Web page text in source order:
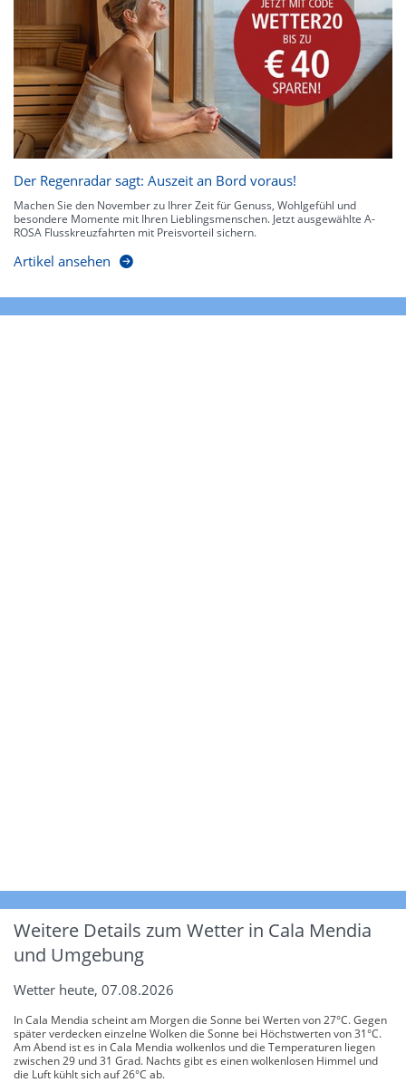
Der Regenradar sagt: Auszeit an Bord voraus!
Machen Sie den November zu Ihrer Zeit für Genuss, Wohlgefühl und
besondere Momente mit Ihren Lieblingsmenschen. Jetzt ausgewählte A-
ROSA Flusskreuzfahrten mit Preisvorteil sichern.
Artikel ansehen
Weitere Details zum Wetter in Cala Mendia
und Umgebung
Wetter heute, 07.08.2026
In Cala Mendia scheint am Morgen die Sonne bei Werten von 27°C. Gegen
später verdecken einzelne Wolken die Sonne bei Höchstwerten von 31°C.
Am Abend ist es in Cala Mendia wolkenlos und die Temperaturen liegen
zwischen 29 und 31 Grad. Nachts gibt es einen wolkenlosen Himmel und
die Luft kühlt sich auf 26°C ab.